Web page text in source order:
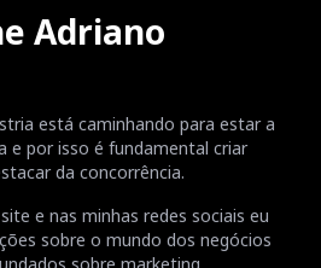
Adriano
está caminhando para estar a
e por isso é fundamental criar
da concorrência.
e nas minhas redes sociais eu
sobre o mundo dos negócios